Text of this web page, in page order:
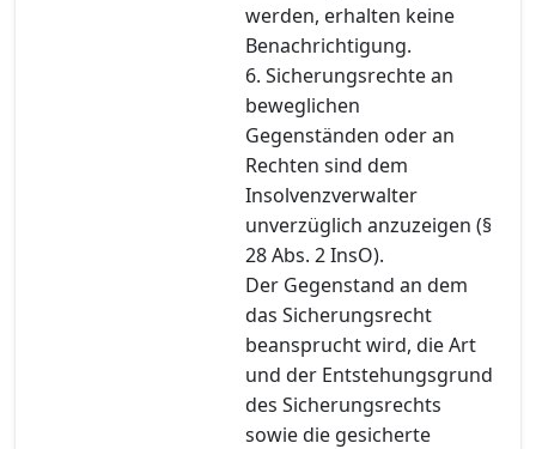
werden, erhalten keine
Benachrichtigung.
6. Sicherungsrechte an
beweglichen
Gegenständen oder an
Rechten sind dem
Insolvenzverwalter
unverzüglich anzuzeigen (§
28 Abs. 2 InsO).
Der Gegenstand an dem
das Sicherungsrecht
beansprucht wird, die Art
und der Entstehungsgrund
des Sicherungsrechts
sowie die gesicherte